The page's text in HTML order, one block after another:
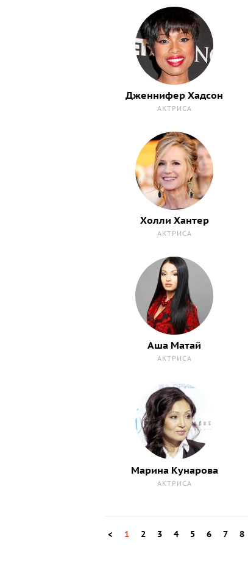
Дженнифер Хадсон
АКТРИСА
Холли Хантер
АКТРИСА
Аша Матай
АКТРИСА
Марина Кунарова
АКТРИСА
< 1 2 3 4 5 6 7 8